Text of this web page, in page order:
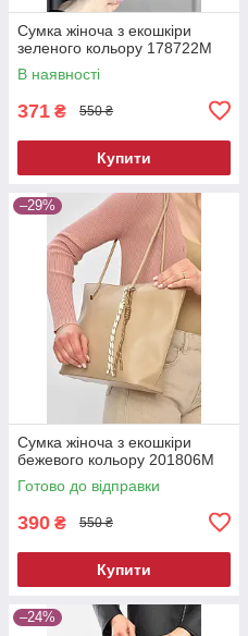
Сумка жіноча з екошкіри
зеленого кольору 178722M
В наявності
371 ₴ 550 ₴
Купити
–29%
Сумка жіноча з екошкіри
бежевого кольору 201806M
Готово до відправки
390 ₴ 550 ₴
Купити
–24%